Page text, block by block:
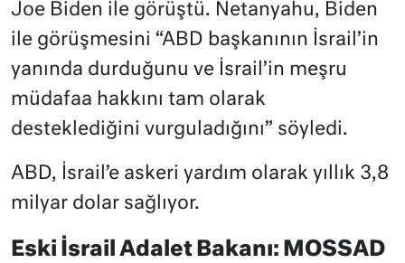
Joe Biden ile görüştü. Netanyahu, Biden
ile görüşmesini “ABD başkanının İsrail’in
yanında durduğunu ve İsrail’in meşru
müdafaa hakkını tam olarak
desteklediğini vurguladığını” söyledi.
ABD, İsrail’e askeri yardım olarak yıllık 3,8
milyar dolar sağlıyor.
Eski İsrail Adalet Bakanı: MOSSAD